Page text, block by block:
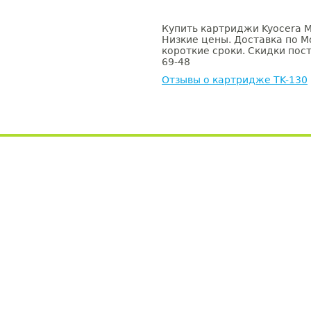
Купить картриджи Kyocera
Низкие цены. Доставка по
короткие сроки. Скидки
69-48
Отзывы о картридже TK-130